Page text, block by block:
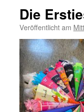
Die
Veröffentlicht am